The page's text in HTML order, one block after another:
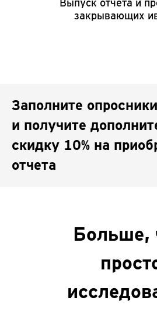
закрывающих
Заполните
и получите
скидку 10% на
отчета
Больше,